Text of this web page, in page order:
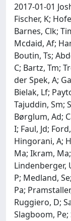
2017-01-01
Fischer, K;
Barnes, Clk;
Mcdaid, Af;
Boutin, Ts;
C; Bartz, Tm;
der Spek, A;
Bielak, Lf;
Tajuddin, Sm;
Børglum, Ad;
I; Faul, Jd;
Hingorani, A;
Ma; Ikram,
Lindenberger,
P; Medland,
Pa;
Ruggiero, D;
Slagboom, Pe;